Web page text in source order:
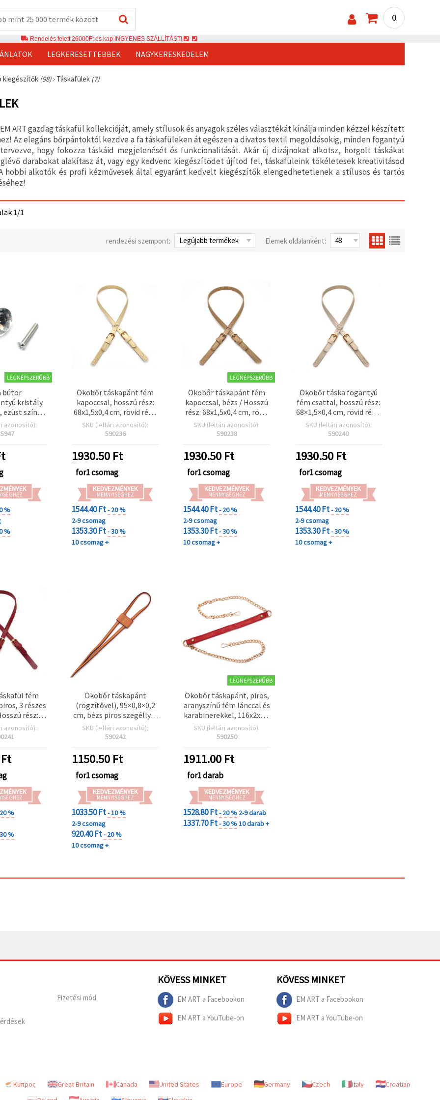
0
Rendelés felett 26000Ft és kap INGYENES SZÁLLÍTÁST!
LEGKERESETTEBBEK NAGYKERESKEDELEM
kiegészítők (98)› Táskafülek (7)
ART gazdag táskafül kollekcióját, amely stílusok és anyagok széles választékát kínálja minden kézzel készített
Az elegáns bőrpántoktól kezdve a fa táskafüleken át egészen a divatos textil megoldásokig, minden fogantyú
hogy fokozza táskáid megjelenését és funkcionalitását. Akár új dizájnokat alkotsz, horgolt táskákat
darabokat alakítasz át, vagy egy kedvenc kiegészítődet újítod fel, táskafüleink tökéletesek kreativitásod
hobbi alkotók és profi kézművesek által egyaránt kedvelt kiegészítők elengedhetetlenek a stílusos és tartós
1/1
rendezési szempont: Elemek oldalanként:
LEGNÉPSZERŰBB
bútor
kristály
ezüst színű,
csavar
– 1 szett
azonosító):
%
%
Ökobőr táskapánt fém
kapoccsal, hosszú rész:
68x1,5x0,4 cm, rövid rész:
11,5x1,5x0,4 cm, ekrü szín
- 3 db
SKU (leltári azonosító):
590236
1930.50 Ft
for1 csomag
KEDVEZMÉNYEK
MENNYISÉGHEZ
1544.40 Ft- 20 %
2-9 csomag
1353.30 Ft- 30 %
10 csomag +
LEGNÉPSZERŰBB
Ökobőr táskapánt fém
kapoccsal, bézs / Hosszú
rész: 68x1,5x0,4 cm, rövid
rész: 11,5x1,5x0,4 cm - 3
részes szett
SKU (leltári azonosító):
590238
1930.50 Ft
for1 csomag
KEDVEZMÉNYEK
MENNYISÉGHEZ
1544.40 Ft- 20 %
2-9 csomag
1353.30 Ft- 30 %
10 csomag +
Ökobőr táska fogantyú
fém csattal, hosszú rész:
68×1,5×0,4 cm, rövid rész:
11,5×1,5×0,4 cm, világos
cappuccino szín – 3 db-os
SKU (leltári azonosító):
590240
1930.50Ft
for1 csomag
KEDVEZMÉNYEK
MENNYISÉGHEZ
1544.40 Ft- 20 %
2-9 csomag
1353.30 Ft- 30 %
10 csomag +
fém
3 részes
rész:
Rövid rész:
cm
azonosító):
Ft
%
%
Ökobőr táskapánt
(rögzítővel), 95×0,8×0,2
cm, bézs piros szegéllyel
és sárga varrással – 2 db
SKU (leltári azonosító):
590242
1150.50 Ft
for1 csomag
KEDVEZMÉNYEK
MENNYISÉGHEZ
1033.50 Ft- 10 %
2-9 csomag
920.40 Ft- 20 %
10 csomag +
LEGNÉPSZERŰBB
Ökobőr táskapánt, piros,
aranyszínű fém lánccal és
karabinerekkel, 116x2x0,3
cm
SKU (leltári azonosító):
590250
1911.00 Ft
for1 darab
KEDVEZMÉNYEK
MENNYISÉGHEZ
1528.80 Ft- 20 % 2-9 darab
1337.70 Ft- 30 %10 darab +
Fizetési mód
KÖVESS MINKET
EM ART a Facebookon
EM ART a YouTube-on
KÖVESS MINKET
EM ART a Facebookon
EM ART a YouTube-on
Κύπρος Great Britain Canada United States Europe Germany Czech Italy
Croatian